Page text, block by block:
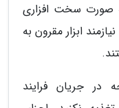
صورت سخت افزاری
ابزار مقرون به
جریان فرایند